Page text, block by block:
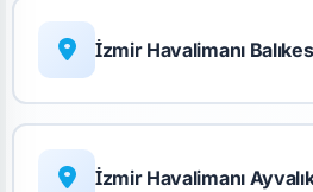
İzmir Havalimanı
İzmir Havalimanı